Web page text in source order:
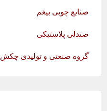
صنایع چوبی بیغم
صندلی پلاستیکی
گروه صنعتی و تولیدی چکش